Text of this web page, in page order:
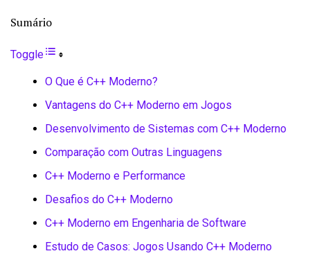
Sumário
Toggle
O Que é C++ Moderno?
Vantagens do C++ Moderno em Jogos
Desenvolvimento de Sistemas com C++ Moderno
Comparação com Outras Linguagens
C++ Moderno e Performance
Desafios do C++ Moderno
C++ Moderno em Engenharia de Software
Estudo de Casos: Jogos Usando C++ Moderno